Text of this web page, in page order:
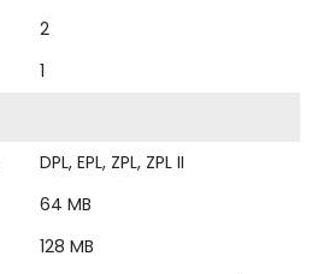
2
1
DPL, EPL, ZPL, ZPL II
64 MB
128 MB